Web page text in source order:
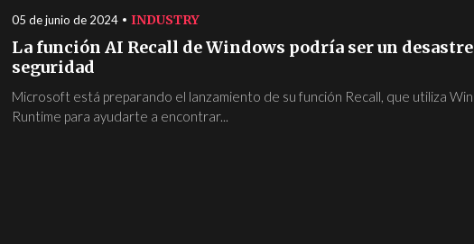
05 de junio de 2024 INDUSTRY
La función AI Recall de Windows podría ser un
seguridad
Microsoft está preparando el lanzamiento de su función Recall, que utiliza
Runtime para ayudarte a encontrar...